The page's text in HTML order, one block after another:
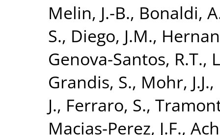
Melin, J.-B., Bonaldi,
S., Diego, J.M.,
Genova-Santos, R.T.,
Grandis, S., Mohr, J.J.,
J., Ferraro, S.,
Macias-Perez, J.F.,